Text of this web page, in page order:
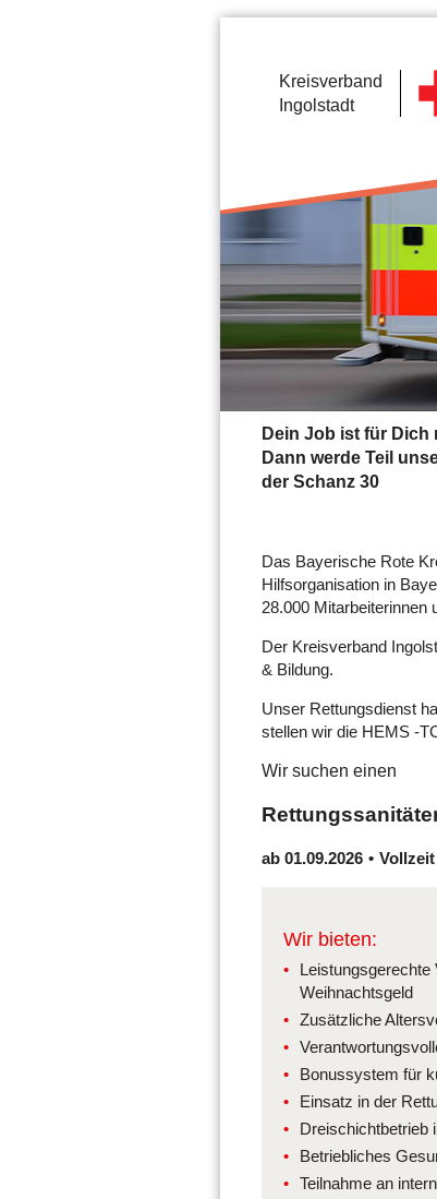
Kreisverband
Ingolstadt
Dein Job ist für
Dann werde Teil
der Schanz 30
Das Bayerische Rote
Hilfsorganisation in
28.000 Mitarbeiterinnen
Der Kreisverband
& Bildung.
Unser Rettungsdienst
stellen wir die HEMS -
Wir suchen einen
ab 01.09.2026 Vollzeit
Wir bieten:
Leistungsgerechte
Weihnachtsgeld
Zusätzliche
Bonussystem für
Einsatz in der
Dreischichtbetrieb
Betriebliches
Teilnahme an